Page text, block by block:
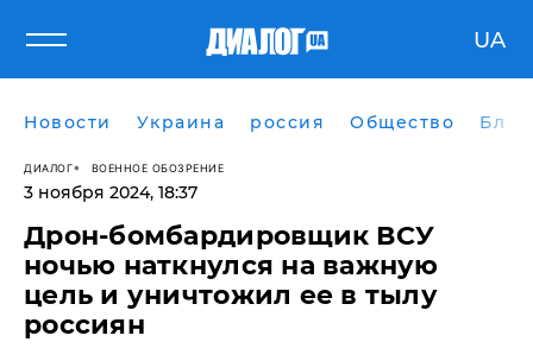
UA
Новости Украина россия Общество
ДИАЛОГ ВОЕННОЕ ОБОЗРЕНИЕ
3 ноября 2024, 18:37
Дрон-бомбардировщик ВСУ
ночью наткнулся на важную
цель и уничтожил ее в тылу
россиян